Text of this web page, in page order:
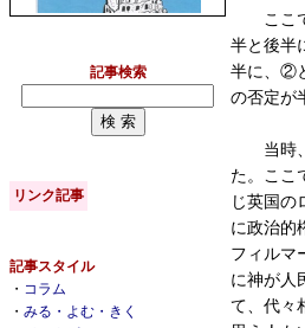
記事検索
リンク記事
記事スタイル
・ コラム
・ みる・よむ・きく
ここで
半と後半
半に、②
の否定が
当時、
た。ここ
じ英国の
に政治的
フィルマ
に神が人
て、代々